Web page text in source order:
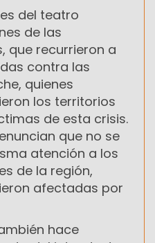
del teatro
de las
que recurrieron a
contra las
quienes
los territorios
de esta crisis.
que no se
atención a los
de la región,
afectadas por
hace